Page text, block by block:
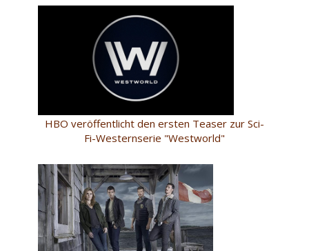
HBO veröffentlicht den ersten Teaser zur Sci-
Fi-Westernserie "Westworld"